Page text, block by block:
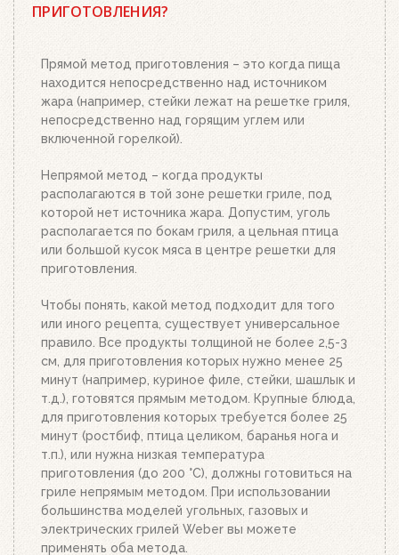
необходимым количеством угля или брикетов,
решетку для угля и подожгите их. Сверху
поставьте заполненный углем или брикетами
стартер. Больше ничего делать не нужно.
Топливо разгорится полностью за 20-30 минут, в
зависимости от количества угля или брикетов.
Когда верхний уголь станет красным, а слой
брикетов покроется белым пеплом, высыпьте
уголь из стартера на решетку для угля. Жар
будет просто отличным!
ПРИГОТОВЛЕНИЯ?
Прямой метод приготовления – это когда пища
находится непосредственно над источником
жара (например, стейки лежат на решетке гриля,
непосредственно над горящим углем или
включенной горелкой).
Непрямой метод – когда продукты
располагаются в той зоне решетки гриле, под
которой нет источника жара. Допустим, уголь
располагается по бокам гриля, а цельная птица
или большой кусок мяса в центре решетки для
приготовления.
Чтобы понять, какой метод подходит для того
или иного рецепта, существует универсальное
правило. Все продукты толщиной не более 2,5-3
см, для приготовления которых нужно менее 25
минут (например, куриное филе, стейки, шашлык и
т.д.), готовятся прямым методом. Крупные блюда,
для приготовления которых требуется более 25
минут (ростбиф, птица целиком, баранья нога и
т.п.), или нужна низкая температура
приготовления (до 200 °C), должны готовиться на
гриле непрямым методом. При использовании
большинства моделей угольных, газовых и
электрических грилей Weber вы можете
применять оба метода.